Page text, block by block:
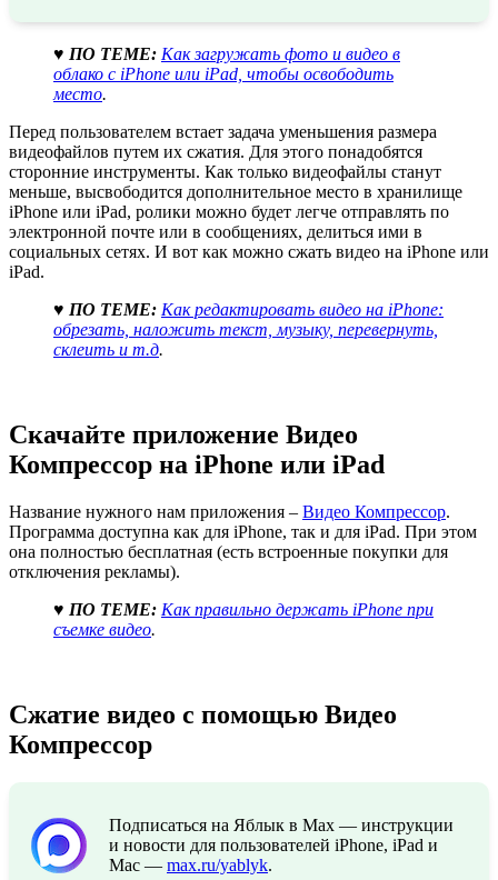
♥ ПО ТЕМЕ: Как загружать фото и видео в
облако с iPhone или iPad, чтобы освободить
место.
Перед пользователем встает задача уменьшения размера
видеофайлов путем их сжатия. Для этого понадобятся
сторонние инструменты. Как только видеофайлы станут
меньше, высвободится дополнительное место в хранилище
iPhone или iPad, ролики можно будет легче отправлять по
электронной почте или в сообщениях, делиться ими в
социальных сетях. И вот как можно сжать видео на iPhone или
iPad.
♥ ПО ТЕМЕ: Как редактировать видео на iPhone:
обрезать, наложить текст, музыку, перевернуть,
склеить и т.д.
Скачайте приложение Видео
Компрессор на iPhone или iPad
Название нужного нам приложения – Видео Компрессор.
Программа доступна как для iPhone, так и для iPad. При этом
она полностью бесплатная (есть встроенные покупки для
отключения рекламы).
♥ ПО ТЕМЕ: Как правильно держать iPhone при
съемке видео.
Сжатие видео с помощью Видео
Компрессор
Подписаться на Яблык в Max — инструкции
и новости для пользователей iPhone, iPad и
Mac — max.ru/yablyk.